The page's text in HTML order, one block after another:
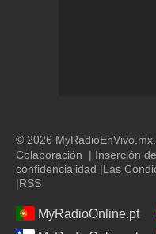
© 2026
Colaboración | Inserción
confidencialidad |Las
|RSS
MyRadioOnline.pt